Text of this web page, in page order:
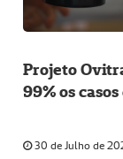
Projeto
99% os
30 de Julho de